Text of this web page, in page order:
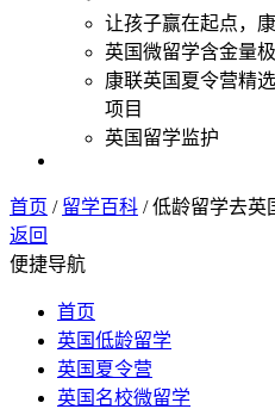
让孩子赢在起点，
英国微留学含金量
康联英国夏令营精
项目
英国留学监护
首页 / 留学百科 /低龄留学去英
返回
便捷导航
首页
英国低龄留学
英国夏令营
英国名校微留学